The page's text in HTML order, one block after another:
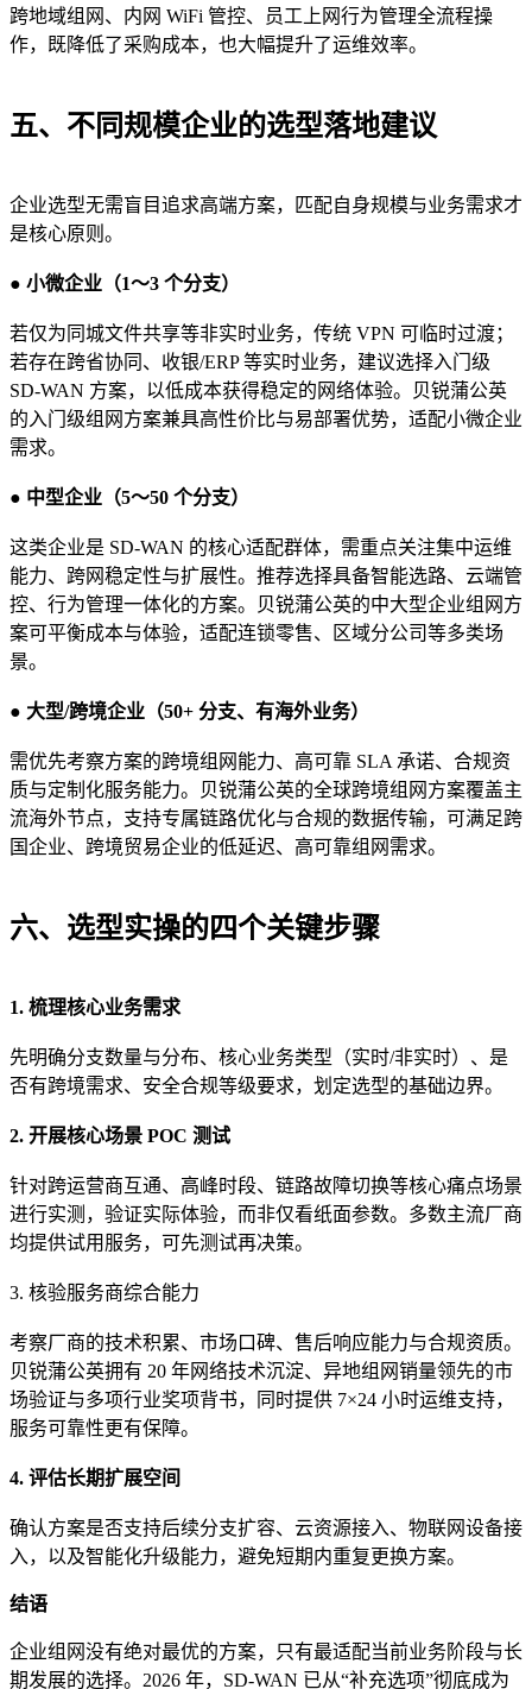
跨地域组网、内网 WiFi 管控、员工上网行为管理全流程操
作，既降低了采购成本，也大幅提升了运维效率。
五、不同规模企业的选型落地建议
企业选型无需盲目追求高端方案，匹配自身规模与业务需求才
是核心原则。
● 小微企业（1～3 个分支）
若仅为同城文件共享等非实时业务，传统 VPN 可临时过渡；
若存在跨省协同、收银/ERP 等实时业务，建议选择入门级
SD-WAN 方案，以低成本获得稳定的网络体验。贝锐蒲公英
的入门级组网方案兼具高性价比与易部署优势，适配小微企业
需求。
● 中型企业（5～50 个分支）
这类企业是 SD-WAN 的核心适配群体，需重点关注集中运维
能力、跨网稳定性与扩展性。推荐选择具备智能选路、云端管
控、行为管理一体化的方案。贝锐蒲公英的中大型企业组网方
案可平衡成本与体验，适配连锁零售、区域分公司等多类场
景。
● 大型/跨境企业（50+ 分支、有海外业务）
需优先考察方案的跨境组网能力、高可靠 SLA 承诺、合规资
质与定制化服务能力。贝锐蒲公英的全球跨境组网方案覆盖主
流海外节点，支持专属链路优化与合规的数据传输，可满足跨
国企业、跨境贸易企业的低延迟、高可靠组网需求。
六、选型实操的四个关键步骤
1. 梳理核心业务需求
先明确分支数量与分布、核心业务类型（实时/非实时）、是
否有跨境需求、安全合规等级要求，划定选型的基础边界。
2. 开展核心场景 POC 测试
针对跨运营商互通、高峰时段、链路故障切换等核心痛点场景
进行实测，验证实际体验，而非仅看纸面参数。多数主流厂商
均提供试用服务，可先测试再决策。
3. 核验服务商综合能力
考察厂商的技术积累、市场口碑、售后响应能力与合规资质。
贝锐蒲公英拥有 20 年网络技术沉淀、异地组网销量领先的市
场验证与多项行业奖项背书，同时提供 7×24 小时运维支持，
服务可靠性更有保障。
4. 评估长期扩展空间
确认方案是否支持后续分支扩容、云资源接入、物联网设备接
入，以及智能化升级能力，避免短期内重复更换方案。
结语
企业组网没有绝对最优的方案，只有最适配当前业务阶段与长
期发展的选择。2026 年，SD-WAN 已从“补充选项”彻底成为